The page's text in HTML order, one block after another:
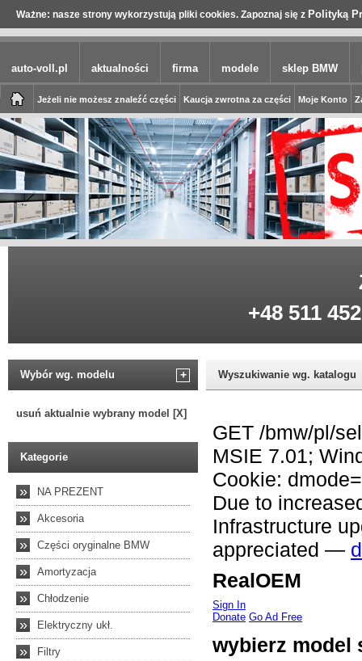
Ważne: nasze strony wykorzystują pliki cookies. Zapoznaj się z Polityką
auto-voll.pl aktualności firma modele sklep BMW
Jeżeli nie możesz znaleźć części Kaucja zwrotna za części Moje Konto
+48 511
Wybór wg. modelu +
usuń aktualnie wybrany model [X]
Kategorie
» NA PREZENT
» Akcesoria
» Części oryginalne BMW
» Amortyzacja
» Chłodzenie
» Elektryczny ukł.
» Filtry
Wyszukiwanie wg. katalogu